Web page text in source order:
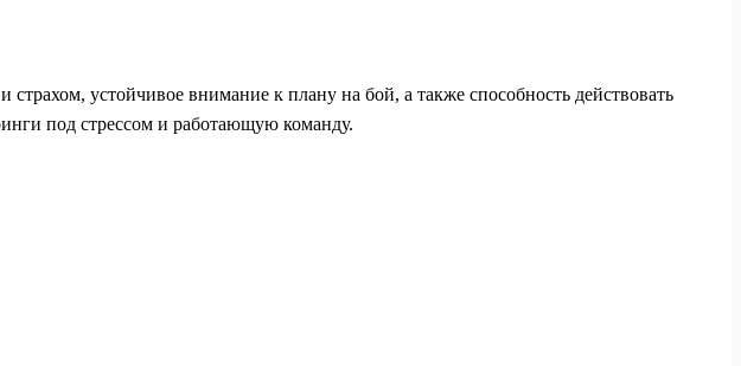
устойчивое внимание к плану на бой, а также способность действовать
под стрессом и работающую команду.